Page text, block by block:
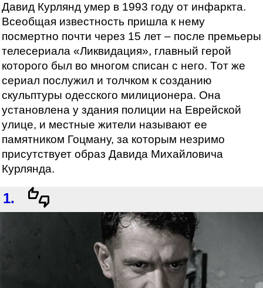
Давид Курлянд умер в 1993 году от инфаркта.
Всеобщая известность пришла к нему
посмертно почти через 15 лет – после премьеры
телесериала «Ликвидация», главный герой
которого был во многом списан с него. Тот же
сериал послужил и толчком к созданию
скульптуры одесского милиционера. Она
установлена у здания полиции на Еврейской
улице, и местные жители называют ее
памятником Гоцману, за которым незримо
присутствует образ Давида Михайловича
Курлянда.
1.